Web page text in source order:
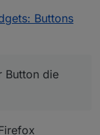
Buttons
Button die